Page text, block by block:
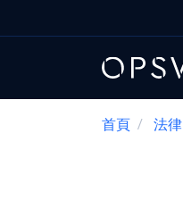
首頁 / 法律